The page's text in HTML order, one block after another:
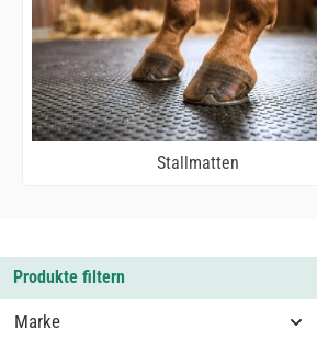
Stallmatten
Produkte filtern
Marke